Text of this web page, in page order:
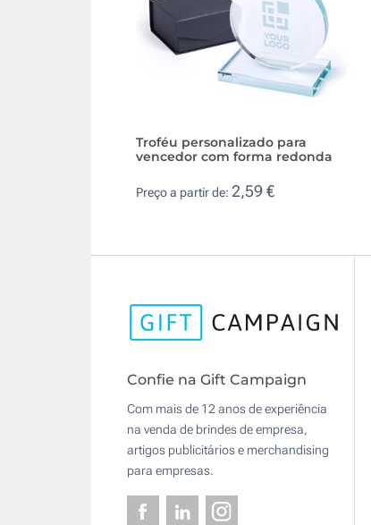
Troféu personalizado para
vencedor com forma redonda
Preço a partir de: 2,59 €
Confie na Gift Campaign
Com mais de 12 anos de experiência
na venda de brindes de empresa,
artigos publicitários e merchandising
para empresas.